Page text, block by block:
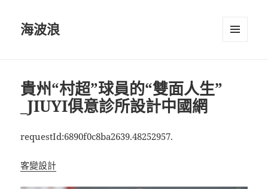
海波浪
貴州“村超”球員的“雙面人生”
_JIUYI俱意診所設計中國網
requestId:6890f0c8ba2639.48252957.
客變設計